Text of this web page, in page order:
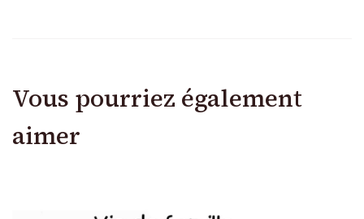
Vous pourriez également
aimer